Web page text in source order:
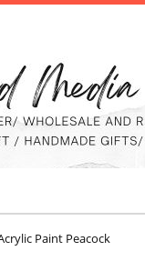
Paint Peacock